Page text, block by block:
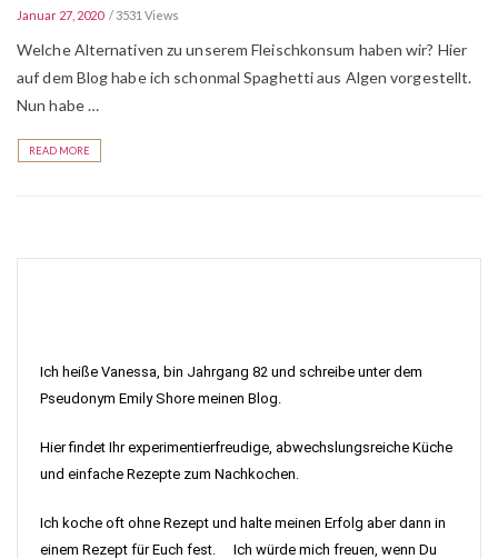
Januar 27, 2020 3531 Views
Welche Alternativen zu unserem Fleischkonsum haben wir? Hier
auf dem Blog habe ich schonmal Spaghetti aus Algen vorgestellt.
Nun habe …
READ MORE
Ich heiße Vanessa, bin Jahrgang 82 und schreibe unter dem
Pseudonym Emily Shore meinen Blog.
Hier findet Ihr experimentierfreudige, abwechslungsreiche Küche
und einfache Rezepte zum Nachkochen.
Ich koche oft ohne Rezept und halte meinen Erfolg aber dann in
einem Rezept für Euch fest. Ich würde mich freuen, wenn Du